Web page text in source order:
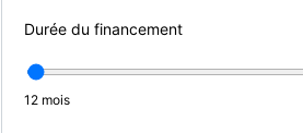
- Antibrouillards avant
- Avertisseur d'angle mort
- ESP
Durée du financement
12 mois